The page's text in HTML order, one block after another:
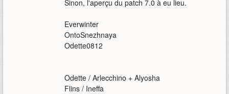
Sinon, l'aperçu du patch 7.0 à eu lieu.
Everwinter
OntoSnezhnaya
Odette0812
Odette / Arlecchino + Alyosha
Flins / Ineffa